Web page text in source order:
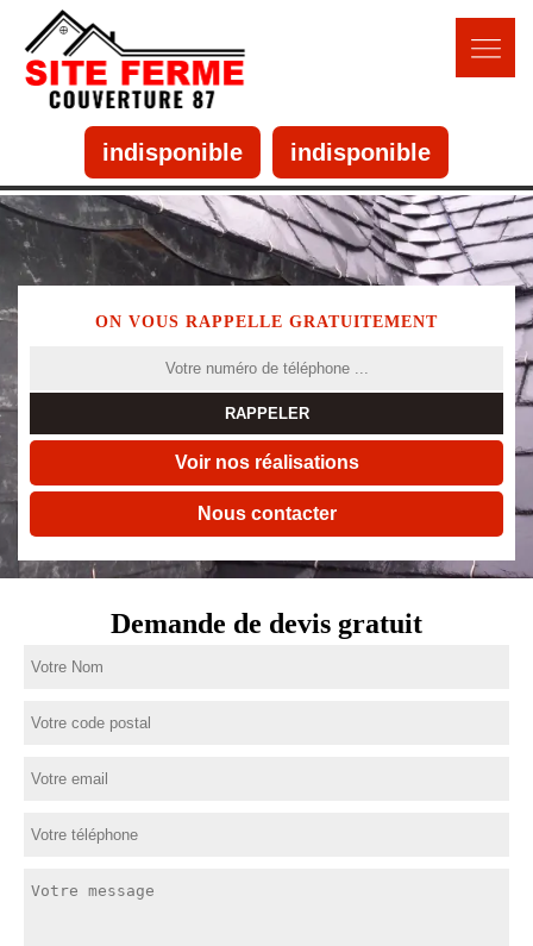
indisponible indisponible
ON VOUS RAPPELLE GRATUITEMENT
Voir nos réalisations
Nous contacter
Demande de devis gratuit